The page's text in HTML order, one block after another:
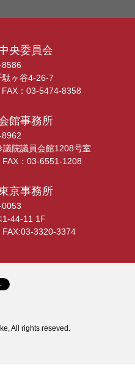
央委員会
駄ヶ谷4-26-7
：03-5474-8358
館事務所
院議員会館1208号室
：03-6551-1208
京事務所
1-44-11 1F
3320-3374
All rights reseved.